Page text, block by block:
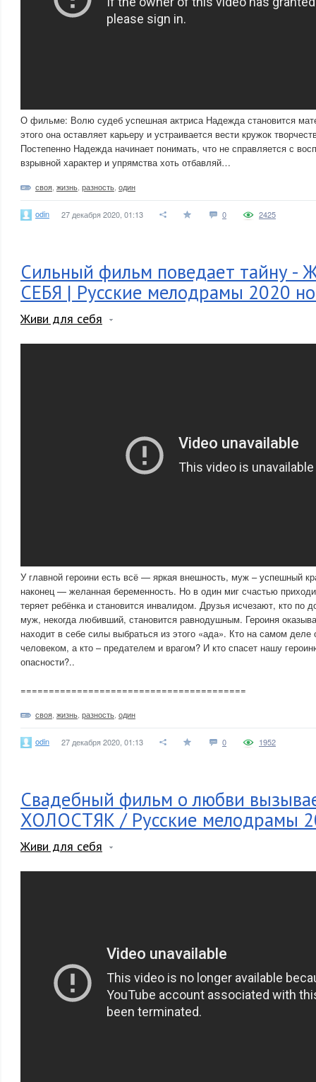
О фильме: Волю судеб успешная актриса Надежда становится
этого она оставляет карьеру и устраивается вести кружок
Постепенно Надежда начинает понимать, что не справляется с
взрывной характер и упрямства хоть отбавляй…
своя жизнь разность один
odin 27 декабря 2020, 01:13 0 2425
Сильный фильм поведает тайну
СЕБЯ | Русские мелодрамы 2020
Живи для себя
У главной героини есть всё — яркая внешность, муж – успешный
наконец — желанная беременность. Но в один миг счастью
теряет ребёнка и становится инвалидом. Друзья исчезают, кто по
муж, некогда любивший, становится равнодушным. Героиня
находит в себе силы выбраться из этого «ада». Кто на самом деле
человеком, а кто – предателем и врагом? И кто спасет нашу
опасности?..
========================================
своя жизнь разность один
odin 27 декабря 2020, 01:13 0 1952
Свадебный фильм о любви
ХОЛОСТЯК / Русские мелодрамы
Живи для себя